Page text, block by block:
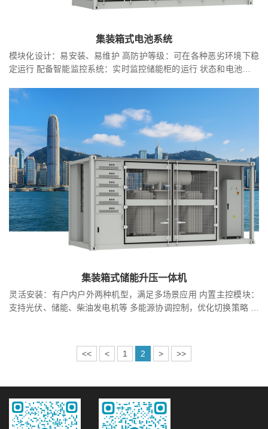
集装箱式电池系统
模块化设计：易安装、易维护 高防护等级：可在各种恶劣环境下稳
定运行 配备智能监控系统：实时监控储能柜的运行 状态和电池健康
测单体电池的电压、温度等参数
集装箱式储能升压一体机
​灵活安装：有户内户外两种机型，满足多场景应用 内置主控模块：
支持光伏、储能、柴油发电机等 多能源协调控制，优化切换策略 毫
<< < 1 2 > >>